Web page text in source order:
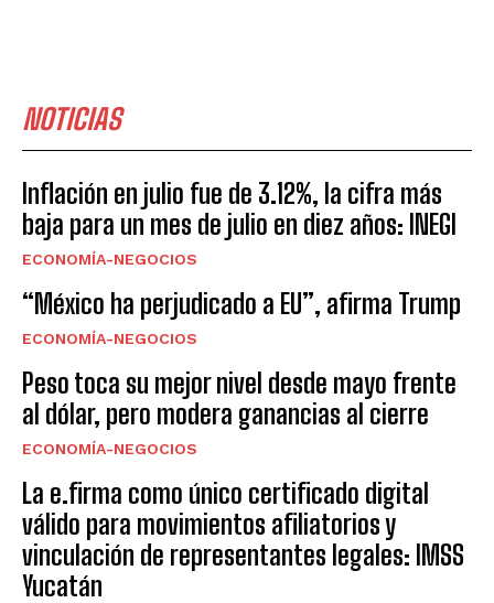
NOTICIAS
Inflación en julio fue de 3.12%, la cifra más
baja para un mes de julio en diez años: INEGI
ECONOMÍA-NEGOCIOS
“México ha perjudicado a EU”, afirma Trump
ECONOMÍA-NEGOCIOS
Peso toca su mejor nivel desde mayo frente
al dólar, pero modera ganancias al cierre
ECONOMÍA-NEGOCIOS
La e.firma como único certificado digital
válido para movimientos afiliatorios y
vinculación de representantes legales: IMSS
Yucatán